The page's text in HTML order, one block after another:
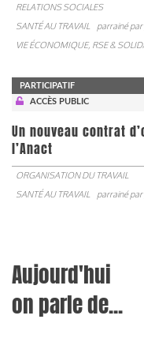
RELATIONS SOCIALES
SANTÉ AU TRAVAIL
parrainé par
VIE ÉCONOMIQUE, RSE &
PARTICIPATIF
ACCÈS PUBLIC
Un nouveau contrat
l’Anact
ORGANISATION DU TRAVAIL
SANTÉ AU TRAVAIL
parrainé par
Aujourd'hui
on parle de...